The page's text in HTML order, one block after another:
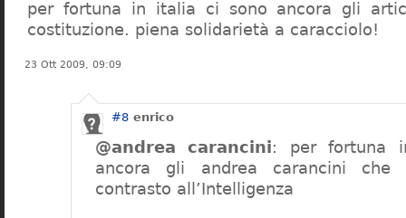
per fortuna in italia ci sono ancora gli
costituzione. piena solidarietà a caracciolo!
23 Ott 2009, 09:09
#8 enrico
@andrea carancini: per fortuna
ancora gli andrea carancini
contrasto all’Intelligenza